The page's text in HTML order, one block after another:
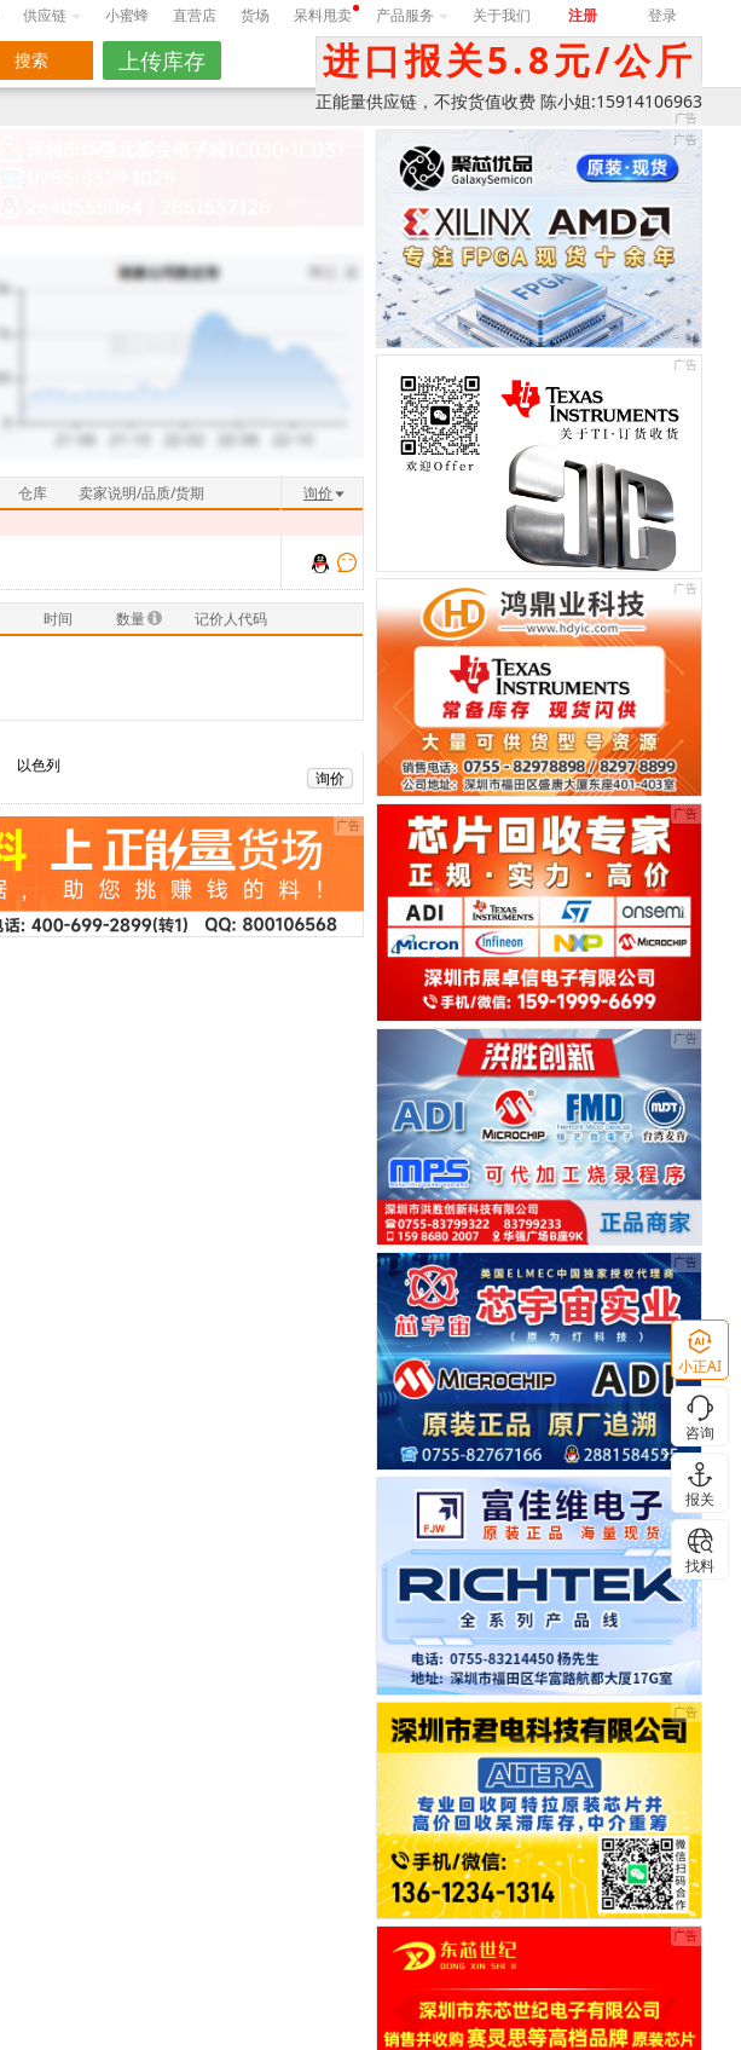
供应链 小蜜蜂 直营店 货场 呆料甩卖 产品服务 关于我们 注册 登录
进口报关5.8元/公斤
正能量供应链，不按货值收费 陈小姐:15914106963
仓库 卖家说明/品质/货期
询价
时间 数量 记价人代码
国家/地区 询价
以色列
询价
小正AI
咨询
报关
找料